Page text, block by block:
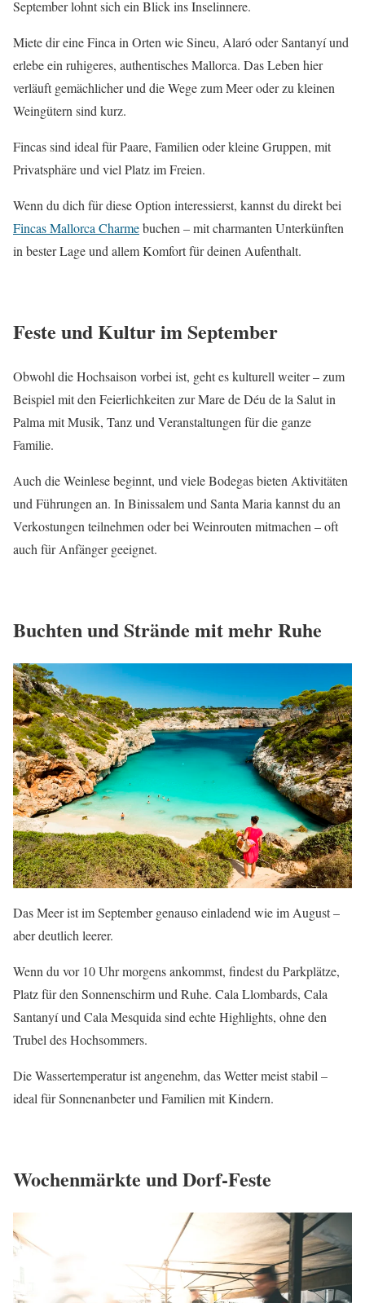
September lohnt sich ein Blick ins Inselinnere.
Miete dir eine Finca in Orten wie Sineu, Alaró oder Santanyí und
erlebe ein ruhigeres, authentisches Mallorca. Das Leben hier
verläuft gemächlicher und die Wege zum Meer oder zu kleinen
Weingütern sind kurz.
Fincas sind ideal für Paare, Familien oder kleine Gruppen, mit
Privatsphäre und viel Platz im Freien.
Wenn du dich für diese Option interessierst, kannst du direkt bei
Fincas Mallorca Charmebuchen – mit charmanten Unterkünften
in bester Lage und allem Komfort für deinen Aufenthalt.
Feste und Kultur im September
Obwohl die Hochsaison vorbei ist, geht es kulturell weiter – zum
Beispiel mit den Feierlichkeiten zur Mare de Déu de la Salut in
Palma mit Musik, Tanz und Veranstaltungen für die ganze
Familie.
Auch die Weinlese beginnt, und viele Bodegas bieten Aktivitäten
und Führungen an. In Binissalem und Santa Maria kannst du an
Verkostungen teilnehmen oder bei Weinrouten mitmachen – oft
auch für Anfänger geeignet.
Buchten und Strände mit mehr Ruhe
Das Meer ist im September genauso einladend wie im August –
aber deutlich leerer.
Wenn du vor 10 Uhr morgens ankommst, findest du Parkplätze,
Platz für den Sonnenschirm und Ruhe. Cala Llombards, Cala
Santanyí und Cala Mesquida sind echte Highlights, ohne den
Trubel des Hochsommers.
Die Wassertemperatur ist angenehm, das Wetter meist stabil –
ideal für Sonnenanbeter und Familien mit Kindern.
Wochenmärkte und Dorf-Feste